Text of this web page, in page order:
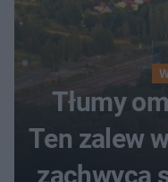
Tłumy
Ten zalew
zachwyca